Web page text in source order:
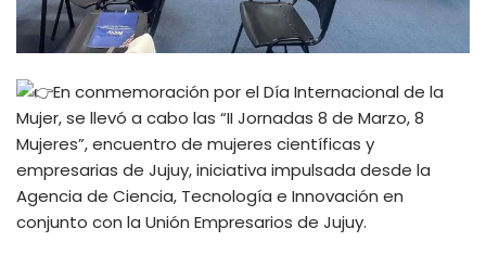
En conmemoración por el Día Internacional de la
Mujer, se llevó a cabo las “II Jornadas 8 de Marzo, 8
Mujeres”, encuentro de mujeres científicas y
empresarias de Jujuy, iniciativa impulsada desde la
Agencia de Ciencia, Tecnología e Innovación en
conjunto con la Unión Empresarios de Jujuy.